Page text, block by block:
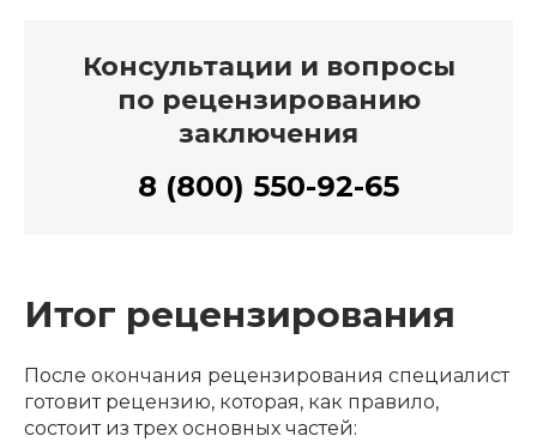
Консультации и вопросы
по рецензированию
заключения
8 (800) 550-92-65
Итог рецензирования
После окончания рецензирования специалист
готовит рецензию, которая, как правило,
состоит из трех основных частей: